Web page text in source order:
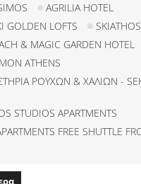
AGRILIA HOTEL
GOLDEN LOFTS
& MAGIC GARDEN HOTEL
ATHENS
ΡΟΥΧΩΝ & ΧΑΛΙΩΝ -
STUDIOS APARTMENTS
FREE SHUTTLE